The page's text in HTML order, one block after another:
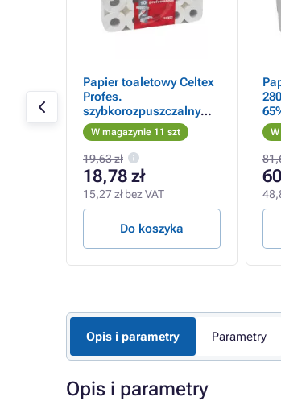
Papier toaletowy Celtex
Profes.
szybkorozpuszczalny
160 łez 2vrs. biały 10szt
/w sprzedaży tylko w
opakowaniach
W magazynie 11 szt
19,63 zł
18,78 zł
15,27 zł bez VAT
Do koszyka
Opis i parametry Parametry
Opis i parametry